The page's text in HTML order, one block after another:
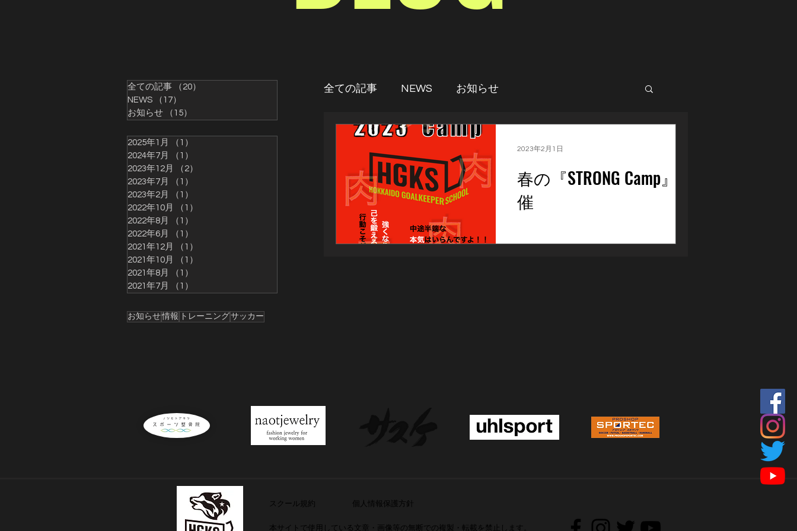
全ての記事 （20）
NEWS
（17）
お知らせ
（15）
2025年1月 （1）
2024年7月
（1）
2023年12月
（2）
2023年7月
（1）
2023年2月
（1）
2022年10月
（1）
2022年8月
（1）
2022年6月
（1）
2021年12月
（1）
2021年10月
（1）
2021年8月
（1）
2021年7月
（1）
お知らせ情報 トレーニング サッカー
全ての記事 NEWS お知らせ
春の『STRONG Camp』開
催
2023年2月1日
​スクール規約 個人情報保護方針
本サイトで使用している文章・画像等の無断での複製・転載を禁止します。